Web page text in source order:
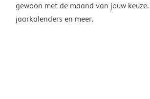
gewoon met de maand van jouw
jaarkalenders en meer.